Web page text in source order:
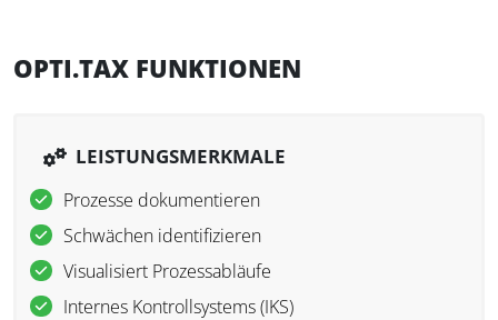
OPTI.TAX FUNKTIONEN
LEISTUNGSMERKMALE
Prozesse dokumentieren
Schwächen identifizieren
Visualisiert Prozessabläufe
Internes Kontrollsystems (IKS)